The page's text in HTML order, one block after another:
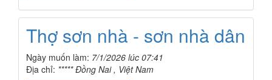
Thợ sơn nhà - sơn nhà dân
Ngày muốn làm: 7/1/2026 lúc 07:41
Địa chỉ: ***** Đồng Nai , Việt Nam